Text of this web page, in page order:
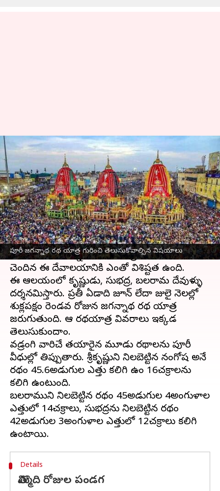
పూరీ జగన్నాథ రథ యాత్ర గురించి తెలుసుకోవాల్సిన విషయాలు
పూరీ జగన్నాథ రథ యాత్ర ఎప్పుడు
మొదలు కానుంది? తేదీ, సమయం
వివరాలివే?
వ్రాసిన వారు Sriram Pranateja Jun 15, 2023 11:26 am
ఈ వార్తాకథనం ఏంటి
ఒడిషాలోని పూరీ నగరంలో ఉన్న ప్రసిద్ధ హిందూ
దేవాలయం జగన్నాథ ఆలయం. ప్రాచీన కాలానికి
చెందిన ఈ దేవాలయానికి ఎంతో విశిష్టత ఉంది.
ఈ ఆలయంలో కృష్ణుడు, సుభద్ర, బలరామ దేవుళ్ళు
దర్శనమిస్తారు. ప్రతీ ఏడాది జూన్ లేదా జులై నెలల్లో
శుక్లపక్షం రెండవ రోజున జగన్నాథ రథ యాత్ర
జరుగుతుంది. ఆ రథయాత్ర వివరాలు ఇక్కడ
తెలుసుకుందాం.
వడ్రంగి వారిచే తయారైన మూడు రథాలను పూరీ
వీధుల్లో తిప్పుతారు. శ్రీకృష్ణుడిని నిలబెట్టిన నండిగోష అనే
రథం 45.6అడుగుల ఎత్తు కలిగి ఉండి 16చక్రాలను
కలిగి ఉంటుంది.
బలరాముడిని నిలబెట్టిన రథం 45అడుగుల 4అంగుళాల
ఎత్తులో 14చక్రాలు, సుభద్రను నిలబెట్టిన రథం
42అడుగుల 3అంగుళాల ఎత్తులో 12చక్రాలు కలిగి
Details
తొమ్మిది రోజుల పండగ